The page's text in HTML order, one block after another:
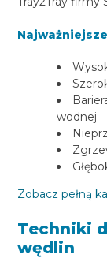
wodnej
Zobacz pełną
Techniki
wędlin